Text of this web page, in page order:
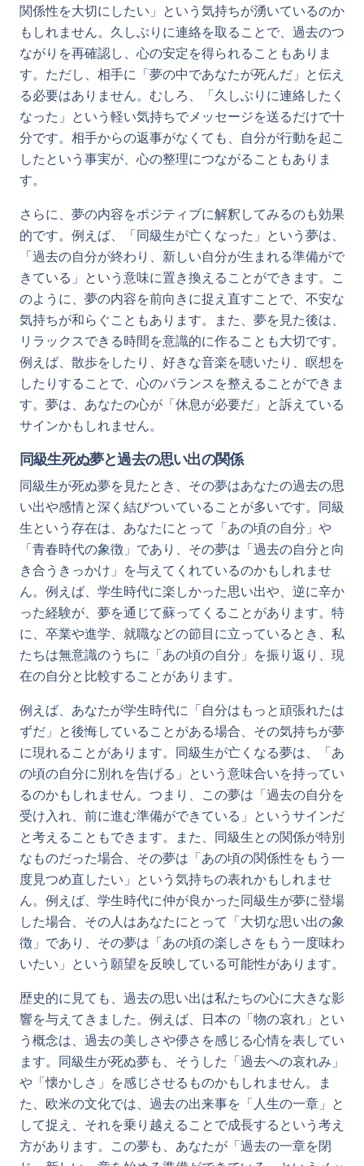
関係性を大切にしたい」という気持ちが湧いているのか
もしれません。久しぶりに連絡を取ることで、過去のつ
ながりを再確認し、心の安定を得られることもありま
す。ただし、相手に「夢の中であなたが死んだ」と伝え
る必要はありません。むしろ、「久しぶりに連絡したく
なった」という軽い気持ちでメッセージを送るだけで十
分です。相手からの返事がなくても、自分が行動を起こ
したという事実が、心の整理につながることもありま
す。
さらに、夢の内容をポジティブに解釈してみるのも効果
的です。例えば、「同級生が亡くなった」という夢は、
「過去の自分が終わり、新しい自分が生まれる準備がで
きている」という意味に置き換えることができます。こ
のように、夢の内容を前向きに捉え直すことで、不安な
気持ちが和らぐこともあります。また、夢を見た後は、
リラックスできる時間を意識的に作ることも大切です。
例えば、散歩をしたり、好きな音楽を聴いたり、瞑想を
したりすることで、心のバランスを整えることができま
す。夢は、あなたの心が「休息が必要だ」と訴えている
サインかもしれません。
同級生死ぬ夢と過去の思い出の関係
同級生が死ぬ夢を見たとき、その夢はあなたの過去の思
い出や感情と深く結びついていることが多いです。同級
生という存在は、あなたにとって「あの頃の自分」や
「青春時代の象徴」であり、その夢は「過去の自分と向
き合うきっかけ」を与えてくれているのかもしれませ
ん。例えば、学生時代に楽しかった思い出や、逆に辛か
った経験が、夢を通じて蘇ってくることがあります。特
に、卒業や進学、就職などの節目に立っているとき、私
たちは無意識のうちに「あの頃の自分」を振り返り、現
在の自分と比較することがあります。
例えば、あなたが学生時代に「自分はもっと頑張れたは
ずだ」と後悔していることがある場合、その気持ちが夢
に現れることがあります。同級生が亡くなる夢は、「あ
の頃の自分に別れを告げる」という意味合いを持ってい
るのかもしれません。つまり、この夢は「過去の自分を
受け入れ、前に進む準備ができている」というサインだ
と考えることもできます。また、同級生との関係が特別
なものだった場合、その夢は「あの頃の関係性をもう一
度見つめ直したい」という気持ちの表れかもしれませ
ん。例えば、学生時代に仲が良かった同級生が夢に登場
した場合、その人はあなたにとって「大切な思い出の象
徴」であり、その夢は「あの頃の楽しさをもう一度味わ
いたい」という願望を反映している可能性があります。
歴史的に見ても、過去の思い出は私たちの心に大きな影
響を与えてきました。例えば、日本の「物の哀れ」とい
う概念は、過去の美しさや儚さを感じる心情を表してい
ます。同級生が死ぬ夢も、そうした「過去への哀れみ」
や「懐かしさ」を感じさせるものかもしれません。ま
た、欧米の文化では、過去の出来事を「人生の一章」と
して捉え、それを乗り越えることで成長するという考え
方があります。この夢も、あなたが「過去の一章を閉